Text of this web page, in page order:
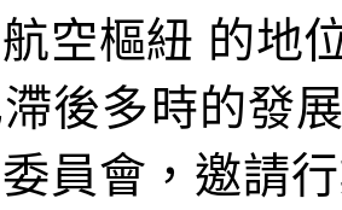
空樞紐 的地
後多時的發
員會，邀請